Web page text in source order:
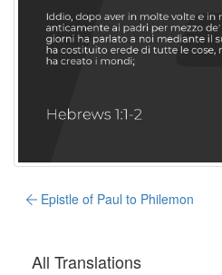
Epistle of Paul to Philemon
All Translations